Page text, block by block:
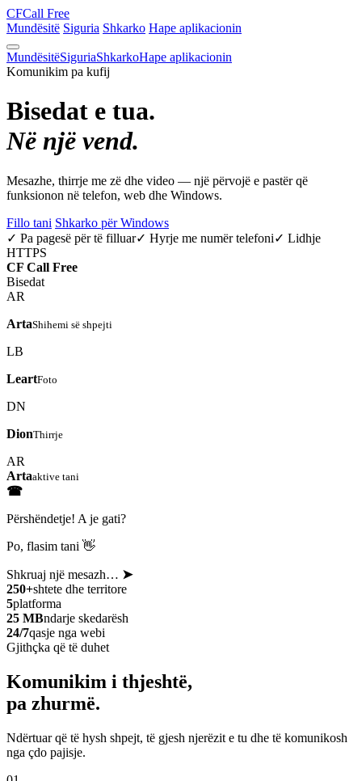
CFCall Free
Mundësitë Siguria Shkarko Hape aplikacionin
MundësitëSiguriaShkarkoHape aplikacionin
Komunikim pa kufij
Bisedat e tua.
Në një vend.
Mesazhe, thirrje me zë dhe video — një përvojë e pastër që
funksionon në telefon, web dhe Windows.
Fillo tani Shkarko për Windows
✓ Pa pagesë për të filluar✓ Hyrje me numër telefoni✓ Lidhje
HTTPS
CF Call Free
Bisedat
AR
ArtaShihemi së shpejti
LB
LeartFoto
DN
DionThirrje
AR
Artaaktive tani
☎
Përshëndetje! A je gati?
Po, flasim tani 👋
Shkruaj një mesazh… ➤
250+shtete dhe territore
5platforma
25 MBndarje skedarësh
24/7qasje nga webi
Gjithçka që të duhet
Komunikim i thjeshtë,
pa zhurmë.
Ndërtuar që të hysh shpejt, të gjesh njerëzit e tu dhe të komunikosh
nga çdo pajisje.